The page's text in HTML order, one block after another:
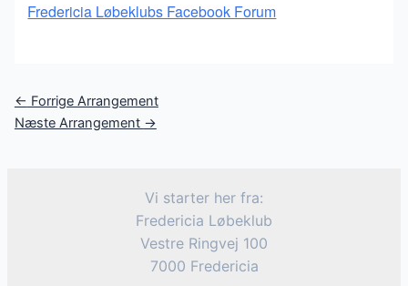
Fredericia Løbeklubs Facebook Forum
Post
navigation
← Forrige Arrangement
Næste Arrangement →
Vi starter her fra:
Fredericia Løbeklub
Vestre Ringvej 100
7000 Fredericia